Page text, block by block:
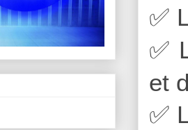
✅
✅
et
✅